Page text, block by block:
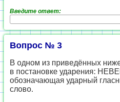
Введите ответ:
Вопрос № 3
В одном из приведённых
в постановке ударения:
обозначающая ударный
слово.